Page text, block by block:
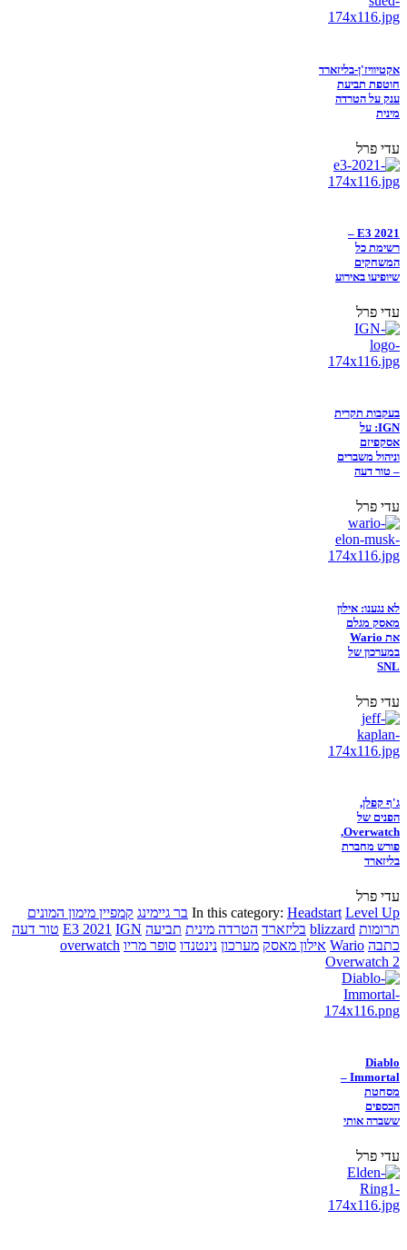
אקטיוויז'ן-בליזארד
חוטפת תביעת
ענק על הטרדה
מינית
עדי פרל
E3 2021 –
רשימת כל
המשחקים
שיופיעו באירוע
עדי פרל
בעקבות תקרית
IGN: על
אסקפיזם
וניהול משברים
– טור דעה
עדי פרל
לא נגענו: אילון
מאסק מגלם
את Wario
במערכון של
SNL
עדי פרל
ג'ף קפלן,
הפנים של
Overwatch,
פורש מחברת
בליזארד
עדי פרל
In this category: Headstart Level Up בר גיימינג קמפיין מימון המונים
תרומות blizzard בליזארד הטרדה מינית תביעה E3 2021 IGN
טור דעה
כתבה Wario אילון מאסק מערכון נינטנדו סופר מריו overwatch
Overwatch 2
Diablo
Immortal –
מסחטת
הכספים
ששברה אותי
עדי פרל